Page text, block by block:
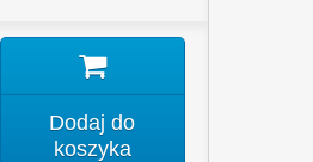
Dodaj do
koszyka